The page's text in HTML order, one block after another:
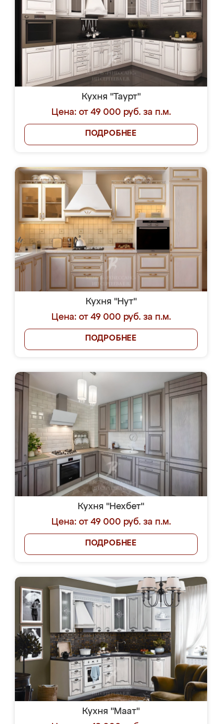
Кухня "Таурт"
Цена: от 49 000 руб. за п.м.
ПОДРОБНЕЕ
Кухня "Нут"
Цена: от 49 000 руб. за п.м.
ПОДРОБНЕЕ
Кухня "Нехбет"
Цена: от 49 000 руб. за п.м.
ПОДРОБНЕЕ
Кухня "Маат"